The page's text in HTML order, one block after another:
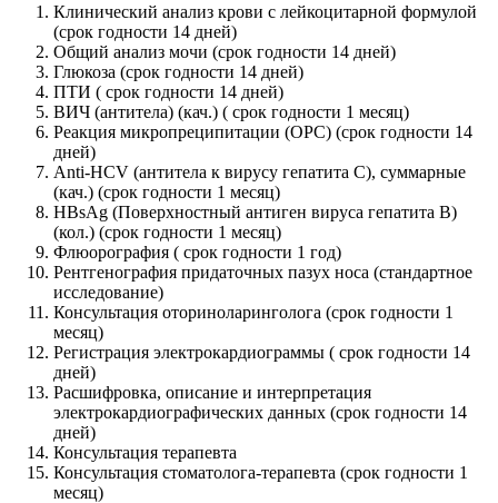
Клинический анализ крови с лейкоцитарной формулой
(срок годности 14 дней)
Общий анализ мочи (срок годности 14 дней)
Глюкоза (срок годности 14 дней)
ПТИ ( срок годности 14 дней)
ВИЧ (антитела) (кач.) ( срок годности 1 месяц)
Реакция микропреципитации (ОРС) (срок годности 14
дней)
Anti-HCV (антитела к вирусу гепатита С), суммарные
(кач.) (срок годности 1 месяц)
HBsAg (Поверхностный антиген вируса гепатита В)
(кол.) (срок годности 1 месяц)
Флюорография ( срок годности 1 год)
Рентгенография придаточных пазух носа (стандартное
исследование)
Консультация оториноларинголога (срок годности 1
месяц)
Регистрация электрокардиограммы ( срок годности 14
дней)
Расшифровка, описание и интерпретация
электрокардиографических данных (срок годности 14
дней)
Консультация терапевта
Консультация стоматолога-терапевта (срок годности 1
месяц)